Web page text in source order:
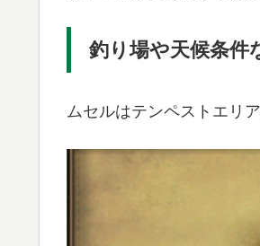
釣り場や天候条件
ムセルはテンペストエリ